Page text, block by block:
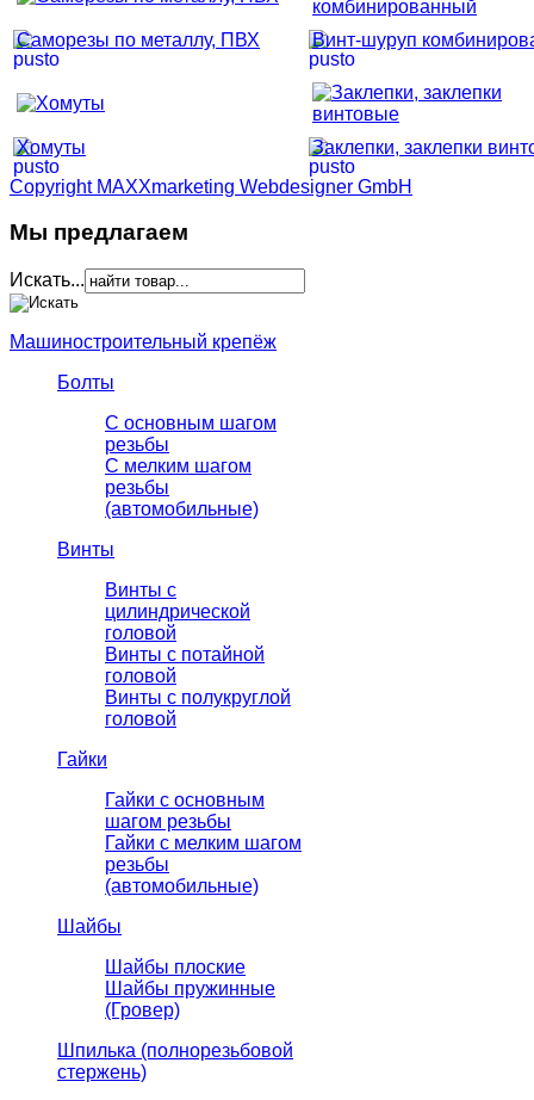
Саморезы по металлу, ПВХ Винт-шуруп
Хомуты
Заклепки, заклепки
Copyright MAXXmarketing Webdesigner GmbH
Мы предлагаем
Искать...
Машиностроительный крепёж
Болты
С основным шагом
резьбы
C мелким шагом
резьбы
(автомобильные)
Винты
Винты с
цилиндрической
головой
Винты с потайной
головой
Винты с полукруглой
головой
Гайки
Гайки с основным
шагом резьбы
Гайки с мелким шагом
резьбы
(автомобильные)
Шайбы
Шайбы плоские
Шайбы пружинные
(Гровер)
Шпилька (полнорезьбовой
стержень)